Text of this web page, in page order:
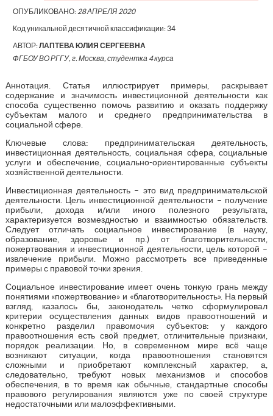
ОПУБЛИКОВАНО: 28 АПРЕЛЯ 2020
Код уникальной десятичной классификации: 34
АВТОР:ЛАПТЕВА ЮЛИЯ СЕРГЕЕВНА
ФГБОУ ВО РГГУ, г. Москва, студентка 4 курса
Аннотация. Статья иллюстрирует примеры, раскрывает
содержание и значимость инвестиционной деятельности как
способа существенно помочь развитию и оказать поддержку
субъектам малого и среднего предпринимательства в
социальной сфере.
Ключевые слова: предпринимательская деятельность,
инвестиционная деятельность, социальная сфера, социальные
услуги и обеспечение, социально-ориентированные субъекты
хозяйственной деятельности.
Инвестиционная деятельность – это вид предпринимательской
деятельности. Цель инвестиционной деятельности – получение
прибыли, дохода и/или иного полезного результата,
характеризуется возмездностью и взаимностью обязательств.
Следует отличать социальное инвестирование (в науку,
образование, здоровье и пр.) от благотворительности,
пожертвования и инвестиционной деятельности, цель которой –
извлечение прибыли. Можно рассмотреть все приведенные
примеры с правовой точки зрения.
Социальное инвестирование имеет очень тонкую грань между
понятиями «пожертвование» и «благотворительность». На первый
взгляд, казалось бы, законодатель четко сформулировал
критерии осуществления данных видов правоотношений и
конкретно разделил правомочия субъектов: у каждого
правоотношения есть свой предмет, отличительные признаки,
порядок реализации. Но, в современном мире всё чаще
возникают ситуации, когда правоотношения становятся
сложными и приобретают комплексный характер, а,
следовательно, требуют новых механизмов и способов
обеспечения, в то время как обычные, стандартные способы
правового регулирования являются уже по своей структуре
недостаточными или малоэффективными.